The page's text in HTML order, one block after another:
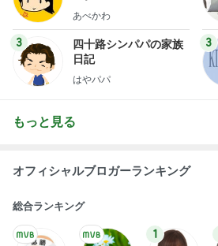
あべかわ
3
四十路シンパパの家族
日記
はやパパ
3
もっと見る
オフィシャルブロガーランキング
総合ランキング
1